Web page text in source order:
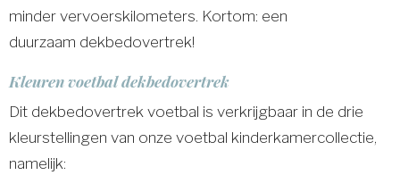
minder vervoerskilometers. Kortom: een
duurzaam dekbedovertrek!
Kleuren voetbal dekbedovertrek
Dit dekbedovertrek voetbal is verkrijgbaar in de drie
kleurstellingen van onze voetbal kinderkamercollectie,
namelijk: